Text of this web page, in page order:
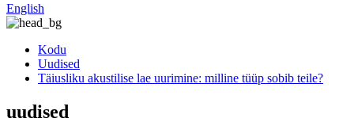
English
Kodu
Uudised
Täiusliku akustilise lae uurimine: milline tüüp sobib teile?
uudised